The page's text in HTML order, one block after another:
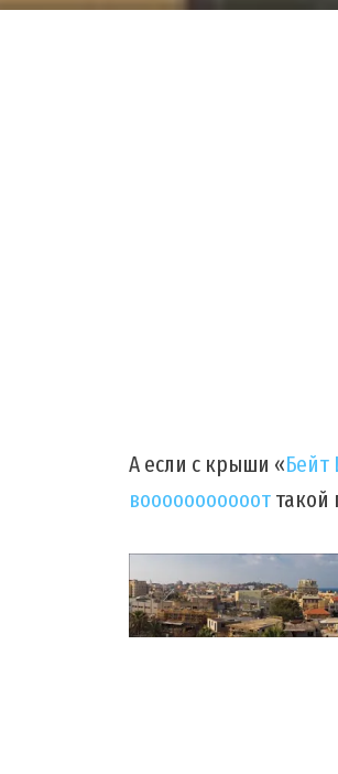
А если с крыши «
воооооооооооттакой